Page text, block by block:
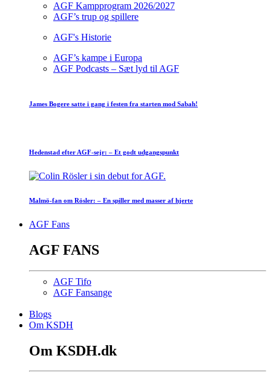
AGF Kampprogram 2026/2027
AGF’s trup og spillere
AGF's Historie
AGF’s kampe i Europa
AGF Podcasts – Sæt lyd til AGF
James Bogere satte i gang i festen fra starten mod Sabah!
Hedenstad efter AGF-sejr: – Et godt udgangspunkt
Malmö-fan om Rösler: – En spiller med masser af hjerte
AGF Fans
AGF FANS
AGF Tifo
AGF Fansange
Blogs
Om KSDH
Om KSDH.dk